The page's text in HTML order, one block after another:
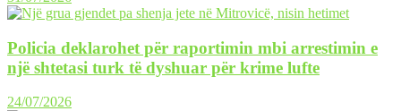
Policia deklarohet për raportimin mbi arrestimin e
një shtetasi turk të dyshuar për krime lufte
24/07/2026